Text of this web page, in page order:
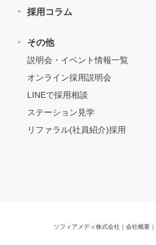
採用コラム
その他
説明会・イベント情報一覧
オンライン採用説明会
LINEで採用相談
ステーション見学
リファラル(社員紹介)採用
ソフィアメディ株式会社 会社概要